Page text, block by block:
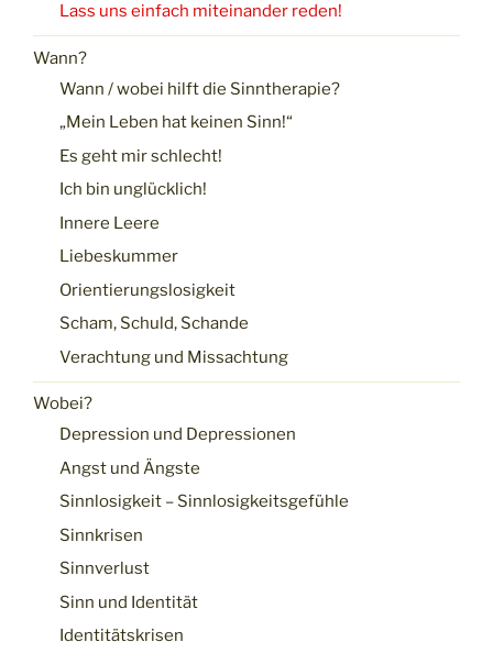
Lass uns einfach miteinander reden!
Wann?
Wann / wobei hilft die Sinntherapie?
„Mein Leben hat keinen Sinn!“
Es geht mir schlecht!
Ich bin unglücklich!
Innere Leere
Liebeskummer
Orientierungslosigkeit
Scham, Schuld, Schande
Verachtung und Missachtung
Wobei?
Depression und Depressionen
Angst und Ängste
Sinnlosigkeit – Sinnlosigkeitsgefühle
Sinnkrisen
Sinnverlust
Sinn und Identität
Identitätskrisen